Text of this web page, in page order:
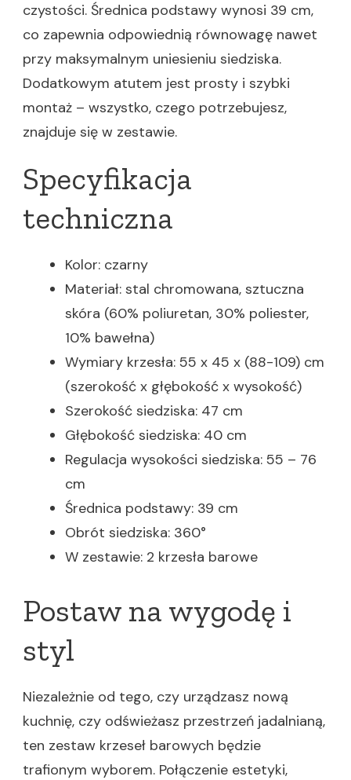
czystości. Średnica podstawy wynosi 39 cm,
co zapewnia odpowiednią równowagę nawet
przy maksymalnym uniesieniu siedziska.
Dodatkowym atutem jest prosty i szybki
montaż – wszystko, czego potrzebujesz,
znajduje się w zestawie.
Specyfikacja
techniczna
Kolor: czarny
Materiał: stal chromowana, sztuczna
skóra (60% poliuretan, 30% poliester,
10% bawełna)
Wymiary krzesła: 55 x 45 x (88-109) cm
(szerokość x głębokość x wysokość)
Szerokość siedziska: 47 cm
Głębokość siedziska: 40 cm
Regulacja wysokości siedziska: 55 – 76
cm
Średnica podstawy: 39 cm
Obrót siedziska: 360°
W zestawie: 2 krzesła barowe
Postaw na wygodę i
styl
Niezależnie od tego, czy urządzasz nową
kuchnię, czy odświeżasz przestrzeń jadalnianą,
ten zestaw krzeseł barowych będzie
trafionym wyborem. Połączenie estetyki,